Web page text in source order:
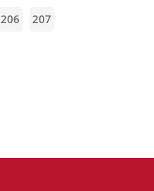
206 207